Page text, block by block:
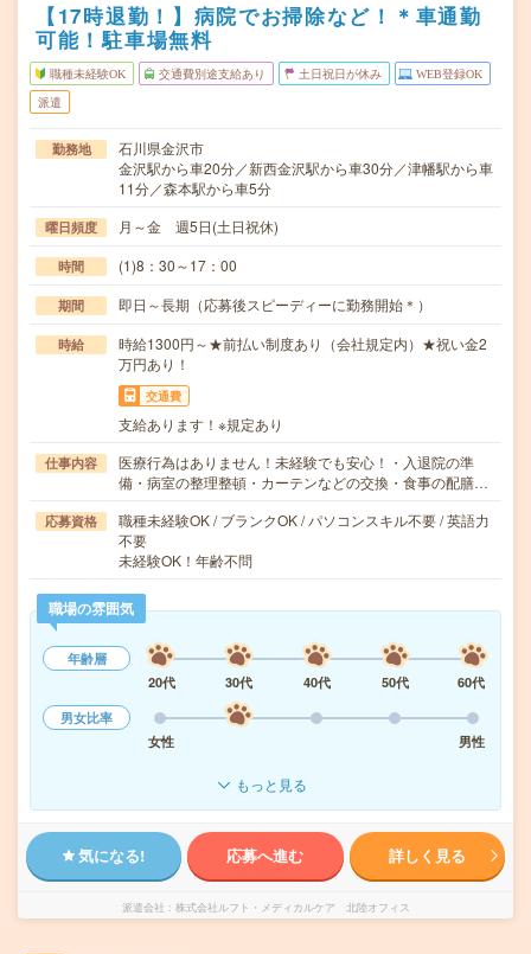
【17時退勤！】病院でお掃除など！＊車通勤
可能！駐車場無料
職種未経験OK 交通費別途支給あり 土日祝日が休み WEB登録OK
派遣
勤務地
石川県金沢市
金沢駅から車20分／新西金沢駅から車30分／津幡駅から車
11分／森本駅から車5分
曜日頻度 月～金 週5日(土日祝休)
時間 (1)8：30～17：00
期間 即日～長期（応募後スピーディーに勤務開始＊）
時給
時給1300円～★前払い制度あり（会社規定内）★祝い金2
万円あり！
交通費
支給あります！※規定あり
仕事内容
医療行為はありません！未経験でも安心！・入退院の準
備・病室の整理整頓・カーテンなどの交換・食事の配膳…
応募資格
職種未経験OK / ブランクOK / パソコンスキル不要 / 英語力
不要
未経験OK！年齢不問
職場の雰囲気
年齢層
20代
30代 40代 50代
60代
男女比率
女性
男性
もっと見る
気になる! 応募へ進む 詳しく見る
派遣会社 株式会社ルフト・メディカルケア 北陸オフィス